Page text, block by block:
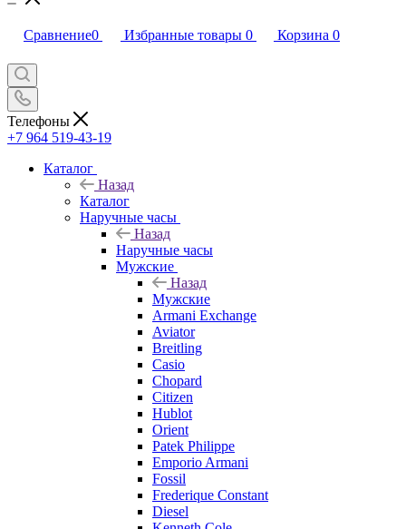
Сравнение0 Избранные товары 0 Корзина 0
Телефоны
+7 964 519-43-19
Каталог
Назад
Каталог
Наручные часы
Назад
Наручные часы
Мужские
Назад
Мужские
Armani Exchange
Aviator
Breitling
Casio
Chopard
Citizen
Hublot
Orient
Patek Philippe
Emporio Armani
Fossil
Frederique Constant
Diesel